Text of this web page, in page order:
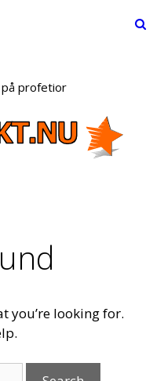
profetior
you’re looking for.